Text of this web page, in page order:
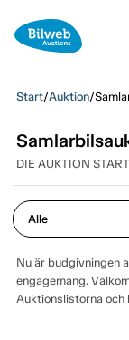
Start/Auktion/
DIE AUKTION
Nu är budgivningen
engagemang.
Auktionslistorna och